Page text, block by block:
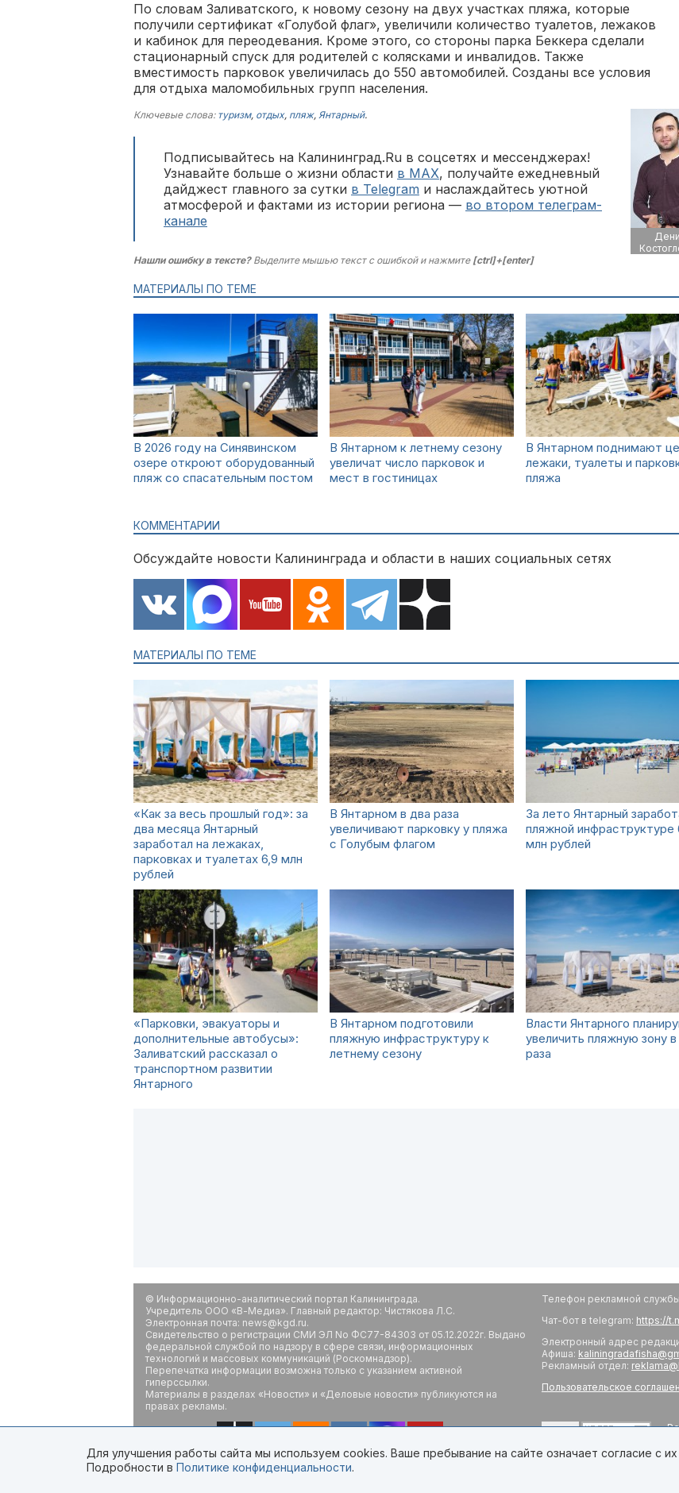
По словам Заливатского, к новому сезону на двух участках пляжа, которые
получили сертификат «Голубой флаг», увеличили количество туалетов, лежаков
и кабинок для переодевания. Кроме этого, со стороны парка Беккера сделали
стационарный спуск для родителей с колясками и инвалидов. Также
вместимость парковок увеличилась до 550 автомобилей. Созданы все условия
для отдыха маломобильных групп населения.
Ключевые слова: туризм, отдых, пляж, Янтарный.
Подписывайтесь на Калининград.Ru в соцсетях и мессенджерах!
Узнавайте больше о жизни области в MAX, получайте ежедневный
дайджест главного за сутки в Telegram и наслаждайтесь уютной
атмосферой и фактами из истории региона — во втором телеграм-
канале
Нашли ошибку в тексте?Выделите мышью текст с ошибкой и нажмите [ctrl]+[enter]
МАТЕРИАЛЫ ПО ТЕМЕ
В 2026 году на Синявинском
озере откроют оборудованный
пляж со спасательным постом
В Янтарном к летнему сезону
увеличат число парковок и
мест в гостиницах
В Янтарном поднимают
лежаки, туалеты и
пляжа
КОММЕНТАРИИ
Обсуждайте новости Калининграда и области в наших социальных сетях
МАТЕРИАЛЫ ПО ТЕМЕ
«Как за весь прошлый год»: за
два месяца Янтарный
заработал на лежаках,
парковках и туалетах 6,9 млн
рублей
В Янтарном в два раза
увеличивают парковку у пляжа
с Голубым флагом
За лето Янтарный
пляжной инфраструктуре
млн рублей
«Парковки, эвакуаторы и
дополнительные автобусы»:
Заливатский рассказал о
транспортном развитии
Янтарного
В Янтарном подготовили
пляжную инфраструктуру к
летнему сезону
Власти Янтарного
увеличить пляжную зону
раза
© Информационно-аналитический портал Калининграда.
Учредитель ООО «В-Медиа». Главный редактор: Чистякова Л.С.
Электронная почта: news@kgd.ru.
Свидетельство о регистрации СМИ ЭЛ No ФС77-84303 от 05.12.2022г. Выдано
федеральной службой по надзору в сфере связи, информационных
технологий и массовых коммуникаций (Роскомнадзор).
Перепечатка информации возможна только с указанием активной
гиперссылки.
Материалы в разделах «Новости» и «Деловые новости» публикуются на
правах рекламы.
Телефон рекламной
Чат-бот в telegram: https://
Электронный адрес
Афиша:
Рекламный отдел:
Пользовательское
Для улучшения работы сайта мы используем cookies. Ваше пребывание на сайте означает согласие с
Подробности в Политике конфиденциальности.